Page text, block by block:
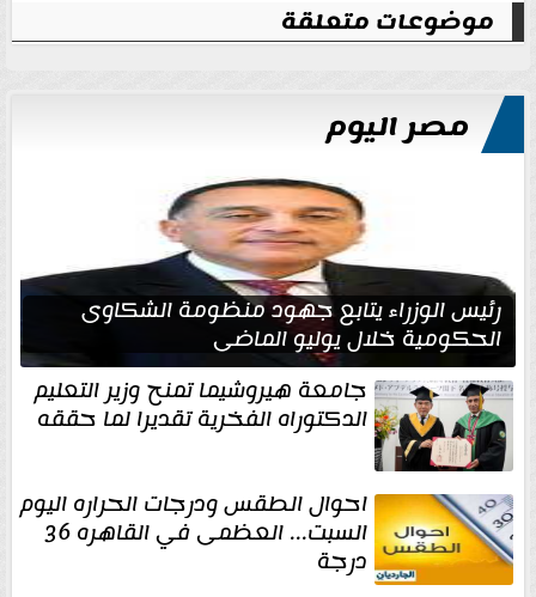
موضوعات متعلقة
مصر اليوم
رئيس الوزراء يتابع جهود منظومة الشكاوى
الحكومية خلال يوليو الماضي
جامعة هيروشيما تمنح وزير التعليم
الدكتوراه الفخرية تقديرا لما حققه
احوال الطقس ودرجات الحراره اليوم
السبت... العظمى في القاهره 36
درجة